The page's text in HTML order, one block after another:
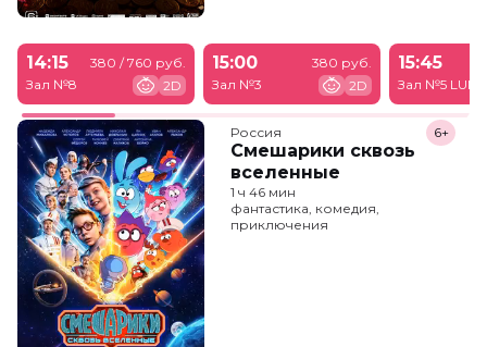
14:15
Зал №8
380 / 760 руб.
2D
15:00
Зал №3
380 руб.
2D
15:45
Зал №5
Россия
Смешарики сквозь
вселенные
6+
1 ч 46 мин
фантастика, комедия,
приключения